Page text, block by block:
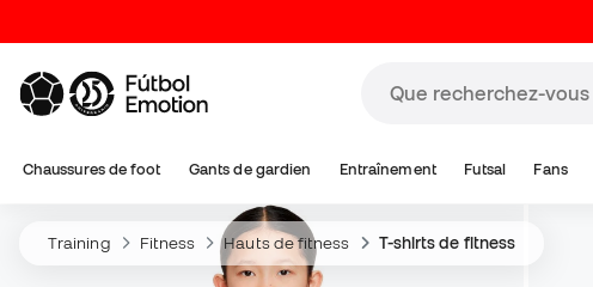
Chaussures de foot Gants de gardien Entraînement Futsal Fans
Training Fitness Hauts de fitness T-shirts de fitness